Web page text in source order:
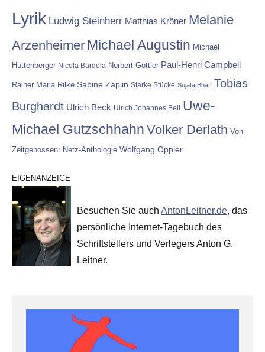
Lyrik Ludwig Steinherr Matthias Kröner Melanie
Arzenheimer Michael Augustin Michael
Hüttenberger Nicola Bardola Norbert Göttler Paul-Henri Campbell
Rainer Maria Rilke Sabine Zaplin Starke Stücke Sujata Bhatt Tobias
Burghardt Ulrich Beck Ulrich Johannes Beil Uwe-
Michael Gutzschhahn Volker Derlath Von
Zeitgenossen: Netz-Anthologie Wolfgang Oppler
EIGENANZEIGE
Besuchen Sie auch AntonLeitner.de, das
persönliche Internet-Tagebuch des
Schriftstellers und Verlegers Anton G.
Leitner.